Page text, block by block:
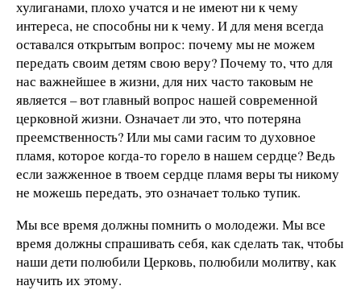
хулиганами, плохо учатся и не имеют ни к чему
интереса, не способны ни к чему. И для меня всегда
оставался открытым вопрос: почему мы не можем
передать своим детям свою веру? Почему то, что для
нас важнейшее в жизни, для них часто таковым не
является – вот главный вопрос нашей современной
церковной жизни. Означает ли это, что потеряна
преемственность? Или мы сами гасим то духовное
пламя, которое когда-то горело в нашем сердце? Ведь
если зажженное в твоем сердце пламя веры ты никому
не можешь передать, это означает только тупик.
Мы все время должны помнить о молодежи. Мы все
время должны спрашивать себя, как сделать так, чтобы
наши дети полюбили Церковь, полюбили молитву, как
научить их этому.